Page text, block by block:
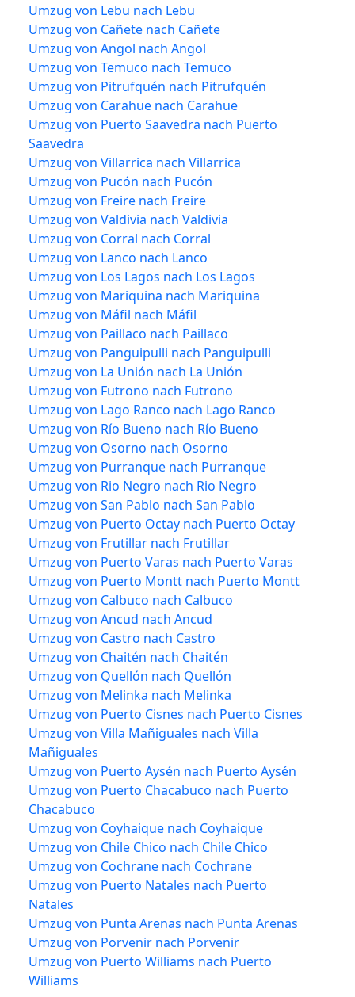
Umzug von Lebu nach Lebu
Umzug von Cañete nach Cañete
Umzug von Angol nach Angol
Umzug von Temuco nach Temuco
Umzug von Pitrufquén nach Pitrufquén
Umzug von Carahue nach Carahue
Umzug von Puerto Saavedra nach Puerto
Saavedra
Umzug von Villarrica nach Villarrica
Umzug von Pucón nach Pucón
Umzug von Freire nach Freire
Umzug von Valdivia nach Valdivia
Umzug von Corral nach Corral
Umzug von Lanco nach Lanco
Umzug von Los Lagos nach Los Lagos
Umzug von Mariquina nach Mariquina
Umzug von Máfil nach Máfil
Umzug von Paillaco nach Paillaco
Umzug von Panguipulli nach Panguipulli
Umzug von La Unión nach La Unión
Umzug von Futrono nach Futrono
Umzug von Lago Ranco nach Lago Ranco
Umzug von Río Bueno nach Río Bueno
Umzug von Osorno nach Osorno
Umzug von Purranque nach Purranque
Umzug von Rio Negro nach Rio Negro
Umzug von San Pablo nach San Pablo
Umzug von Puerto Octay nach Puerto Octay
Umzug von Frutillar nach Frutillar
Umzug von Puerto Varas nach Puerto Varas
Umzug von Puerto Montt nach Puerto Montt
Umzug von Calbuco nach Calbuco
Umzug von Ancud nach Ancud
Umzug von Castro nach Castro
Umzug von Chaitén nach Chaitén
Umzug von Quellón nach Quellón
Umzug von Melinka nach Melinka
Umzug von Puerto Cisnes nach Puerto Cisnes
Umzug von Villa Mañiguales nach Villa
Mañiguales
Umzug von Puerto Aysén nach Puerto Aysén
Umzug von Puerto Chacabuco nach Puerto
Chacabuco
Umzug von Coyhaique nach Coyhaique
Umzug von Chile Chico nach Chile Chico
Umzug von Cochrane nach Cochrane
Umzug von Puerto Natales nach Puerto
Natales
Umzug von Punta Arenas nach Punta Arenas
Umzug von Porvenir nach Porvenir
Umzug von Puerto Williams nach Puerto
Williams